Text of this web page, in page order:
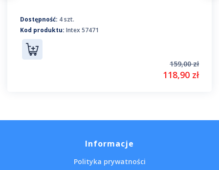
Dostępność: 4 szt.
Kod produktu: Intex 57471
159,00 zł
118,90 zł
Informacje
Polityka prywatności